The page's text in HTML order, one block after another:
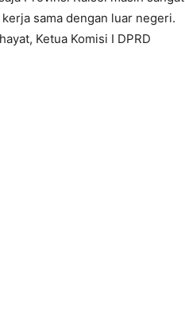
sama dengan luar negeri.
Ketua Komisi I DPRD